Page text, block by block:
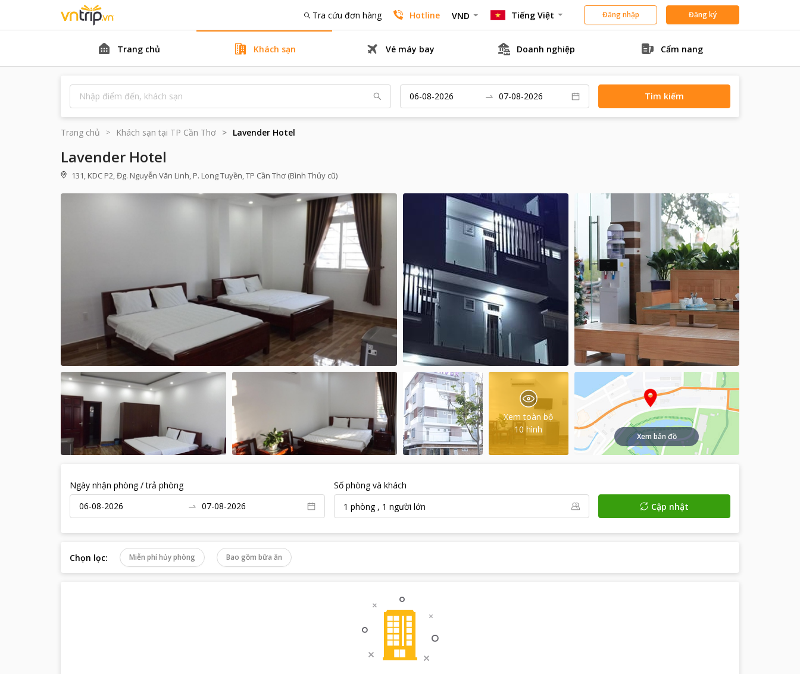
Tra cứu đơn hàng Hotline VND Tiếng Việt Đăng nhập Đăng ký
Trang chủ Khách sạn Vé máy bay Doanh nghiệp Cẩm nang
Tìm kiếm
Trang chủ Khách sạn tại TP Cần Thơ Lavender Hotel
Lavender Hotel
131, KDC P2, Đg. Nguyễn Văn Linh, P. Long Tuyền, TP Cần Thơ (Bình Thủy cũ)
Xem toàn bộ
10 hình
Xem bản đồ
Ngày nhận phòng / trả phòng
Số phòng và khách
1 phòng, 1 người lớn Cập nhật
Chọn lọc: Miễn phí hủy phòng Bao gồm bữa ăn